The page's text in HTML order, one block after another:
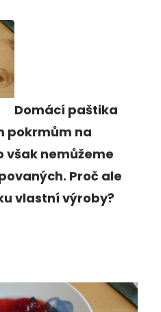
Domácí paštika
pokrmům na
však nemůžeme
Proč ale
vlastní výroby?